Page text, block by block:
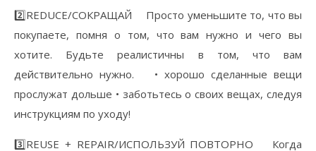
2️⃣REDUCE/СОКРАЩАЙ ⠀ Просто уменьшите то, что вы
покупаете, помня о том, что вам нужно и чего вы
хотите. Будьте реалистичны в том, что вам
действительно нужно. ⠀ • хорошо сделанные вещи
прослужат дольше • заботьтесь о своих вещах, следуя
инструкциям по уходу!
3️⃣REUSE + REPAIR/ИСПОЛЬЗУЙ ПОВТОРНО ⠀ Когда